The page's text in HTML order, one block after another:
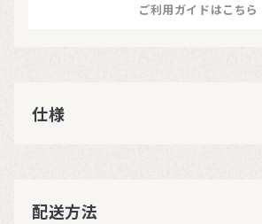
ご利用ガイドはこちら
仕様
配送方法